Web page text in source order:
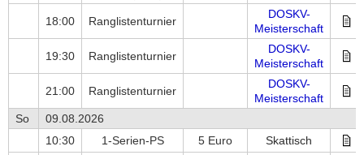
18:00 Ranglistenturnier
DOSKV-
Meisterschaft
19:30 Ranglistenturnier
DOSKV-
Meisterschaft
21:00 Ranglistenturnier
DOSKV-
Meisterschaft
So
09.08.2026
10:30
1-Serien-PS 5 Euro Skattisch